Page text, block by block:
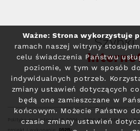
Szybki
Polityka prywatności© 2004 - 2026 RFC Internet i
Ważne: Strona wykorzystuje
ramach naszej witryny
celu świadczenia Państwu
poziomie, w tym w sposób
indywidualnych potrzeb.
zmiany ustawień dotyczących
będą one zamieszczane w
końcowym. Możecie Państwo
czasie zmiany ustawień